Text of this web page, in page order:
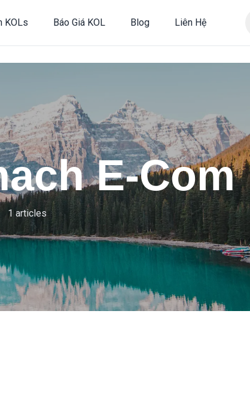
KOLs Báo Giá KOL Blog Liên Hệ
E-Com
1 articles